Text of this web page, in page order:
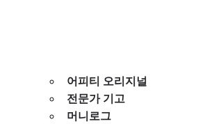
어피티 오리지널
전문가 기고
머니로그